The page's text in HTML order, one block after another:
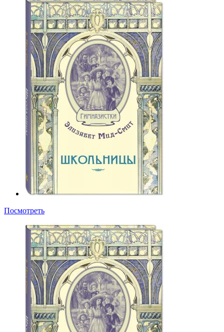
Посмотреть